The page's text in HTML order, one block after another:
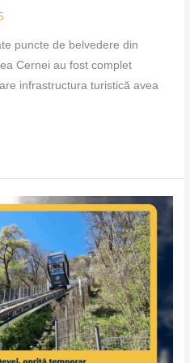
puncte de belvedere din
Cernei au fost complet
infrastructura turistică avea